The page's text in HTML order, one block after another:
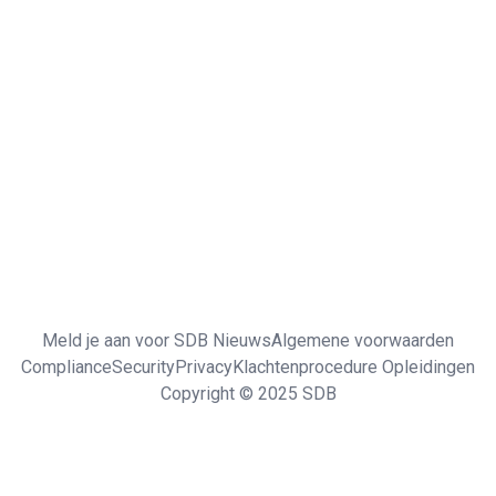
Meld je aan voor SDB NieuwsAlgemene voorwaarden
ComplianceSecurityPrivacyKlachtenprocedure Opleidingen
Copyright © 2025 SDB